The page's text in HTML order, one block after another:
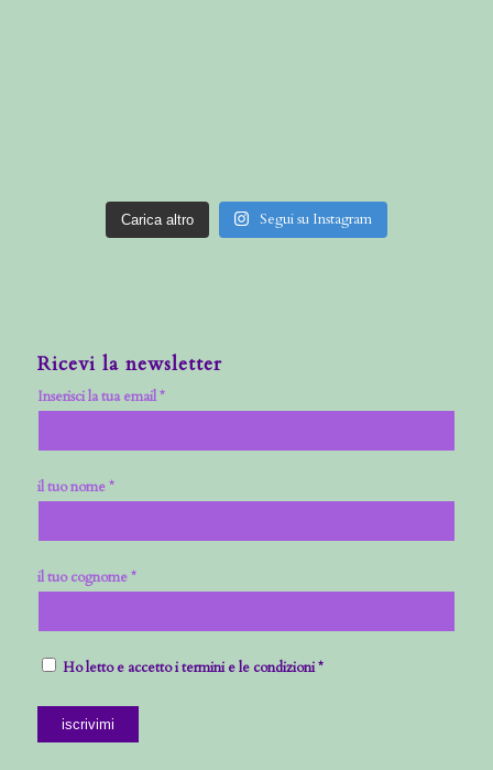
Carica altro Segui su Instagram
Ricevi la newsletter
Inserisci la tua email *
il tuo nome *
il tuo cognome *
Ho letto e accetto i termini e le condizioni *